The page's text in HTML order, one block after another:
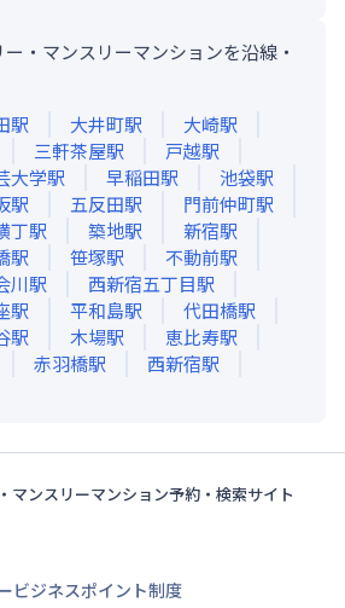
・マンスリーマンションを沿線・
駅 大井町駅 大崎駅
三軒茶屋駅 戸越駅
大学駅 早稲田駅 池袋駅
駅 五反田駅 門前仲町駅
丁駅 築地駅 新宿駅
駅 笹塚駅 不動前駅
川駅 西新宿五丁目駅
駅 平和島駅 代田橋駅
駅 木場駅 恵比寿駅
赤羽橋駅 西新宿駅
マンスリーマンション予約・検索サイト
ビジネスポイント制度